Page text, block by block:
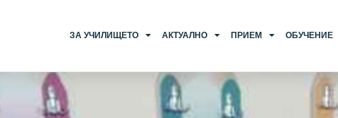
ЗА УЧИЛИЩЕТО АКТУАЛНО ПРИЕМ ОБУЧЕНИЕ